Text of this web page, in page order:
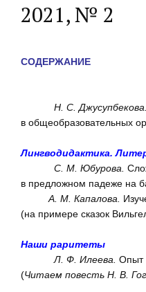
2021, № 2
СОДЕРЖАНИЕ
Н. С. Джусупбекова.
в
Лингводидактика.
С. М. Юбурова.
в предложном падеже на
А. М. Капалова.
(на примере сказок
Наши раритеты
Л. Ф. Илеева. Опыт
(Читаем повесть Н. В.